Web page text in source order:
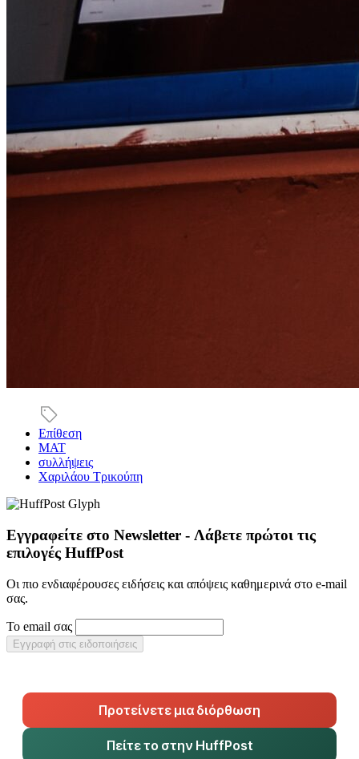
Επίθεση
ΜΑΤ
συλλήψεις
Χαριλάου Τρικούπη
Εγγραφείτε στο Newsletter - Λάβετε πρώτοι τις
επιλογές HuffPost
Οι πιο ενδιαφέρουσες ειδήσεις και απόψεις καθημερινά στο e-mail
σας.
Το email σας
Εγγραφή στις ειδοποιήσεις
Προτείνετε μια διόρθωση
Πείτε το στην HuffPost